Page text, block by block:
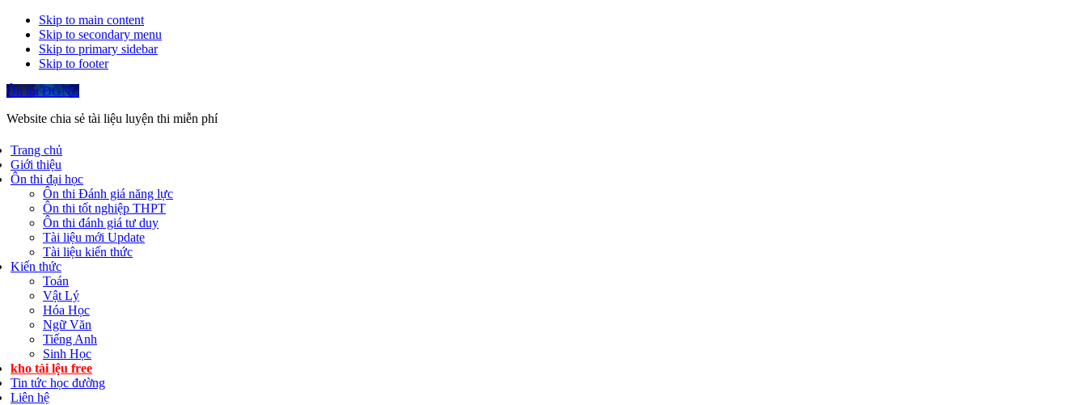
Skip to main content
Skip to secondary menu
Skip to primary sidebar
Skip to footer
Ôn thi ĐGNL
Website chia sẻ tài liệu luyện thi miễn phí
Trang chủ
Giới thiệu
Ôn thi đại học
Ôn thi Đánh giá năng lực
Ôn thi tốt nghiệp THPT
Ôn thi đánh giá tư duy
Tài liệu mới Update
Tài liệu kiến thức
Kiến thức
Toán
Vật Lý
Hóa Học
Ngữ Văn
Tiếng Anh
Sinh Học
kho tài lệu free
Tin tức học đường
Liên hệ